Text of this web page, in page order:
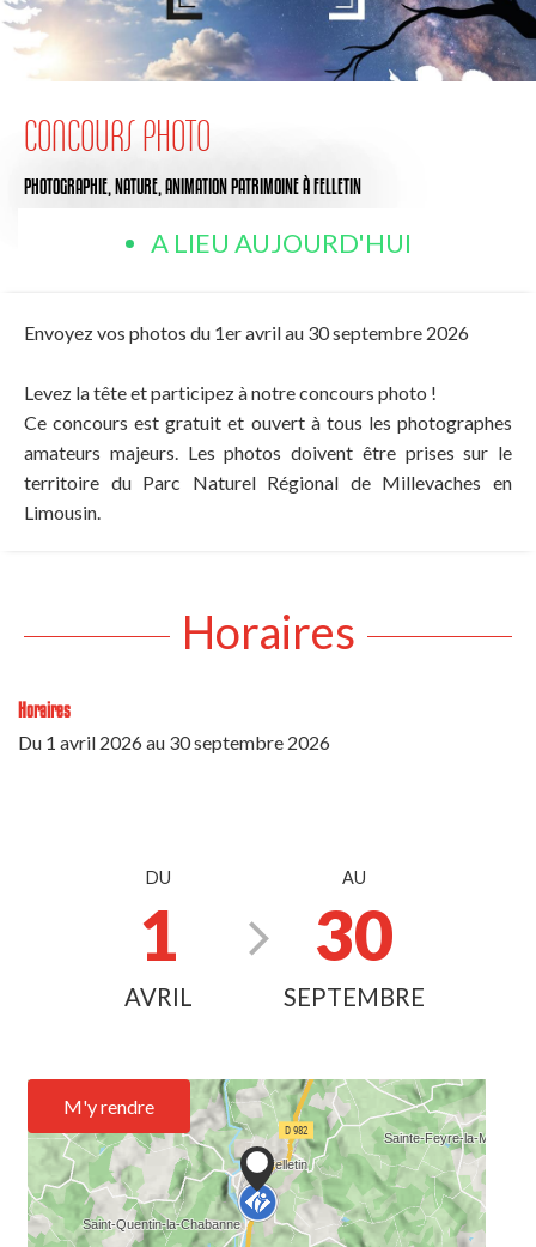
CONCOURS PHOTO
PHOTOGRAPHIE,NATURE,ANIMATION PATRIMOINEÀ FELLETIN
A LIEU AUJOURD'HUI
Envoyez vos photos du 1er avril au 30 septembre 2026
Levez la tête et participez à notre concours photo !
Ce concours est gratuit et ouvert à tous les photographes
amateurs majeurs. Les photos doivent être prises sur le
territoire du Parc Naturel Régional de Millevaches en
Limousin.
Horaires
Horaires
Du 1 avril 2026au 30 septembre 2026
DU
1
AVRIL
AU
30
SEPTEMBRE
M'y rendre